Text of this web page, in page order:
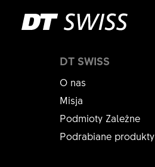
DT SWISS
O nas
Misja
Podmioty Zależne
Podrabiane produkty